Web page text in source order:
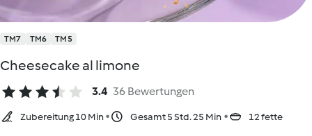
TM7 TM6 TM5
Cheesecake al limone
3.4 36 Bewertungen
Zubereitung 10 Min Gesamt 5 Std. 25 Min 12 fette